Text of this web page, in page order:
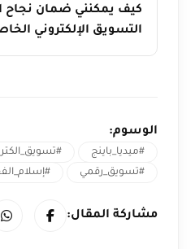
كيف يمكنني ضمان نجاح
التسويق الإلكتروني
الوسوم:
#ميديا_باينج
#تسويق_رقمي
مشاركة المقال: